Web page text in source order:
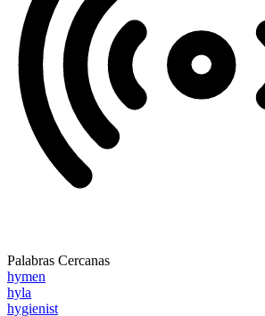
Palabras Cercanas
hymen
hyla
hygienist